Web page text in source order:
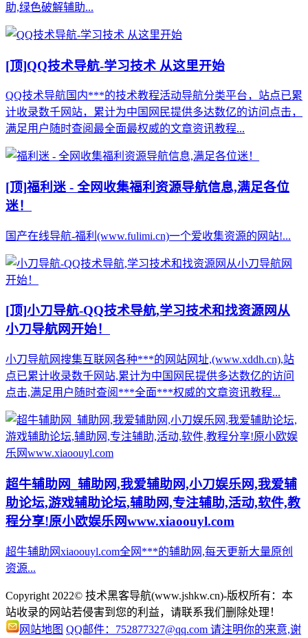
助,绿色破解辅助...
[顶]QQ技术导航-学习技术 从这里开始
QQ技术导航国内***的技术教程活动导航分类平台，站点已累
计收录数千网站，累计为中国网民提供多达数亿的访问点击，
满足用户随时查阅最全面最权威的文章资讯教程...
[顶]福利迷 - 全网收集福利资源导航信息,满足各位
迷！
国产在线导航-福利(www.fulimi.cn)一个爱收集资源的网站!...
[顶]小刀导航-QQ技术导航,学习技术和找资源网从
小刀导航网开始！
小刀导航网搜集互联网各种***的网站网址,(www.xddh.cn),站
点已累计收录数千网站,累计为中国网民提供多达数亿的访问
点击,满足用户随时查阅***全面***权威的文章资讯教程...
超牛辅助网_辅助网,我爱辅助网,小刀娱乐网,我爱辅
助论坛,游戏辅助论坛,辅助网,专注辅助,活动,软件,教
程分享!原小欧娱乐网www.xiaoouyl.com
超牛辅助网xiaoouyl.com全网***的辅助网,每天更新大量原创
资源...
Copyright 2022© 技术黑客导航(www.jshkw.cn)-版权所有：本
站收录的网站若侵害到您的利益，请联系我们删除处理！
网站地图 QQ邮件：752877327@qq.com 请注明你的来意,谢